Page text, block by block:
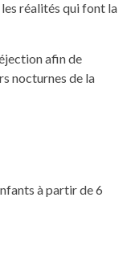
réalités qui font la
afin de
nocturnes de la
à partir de 6